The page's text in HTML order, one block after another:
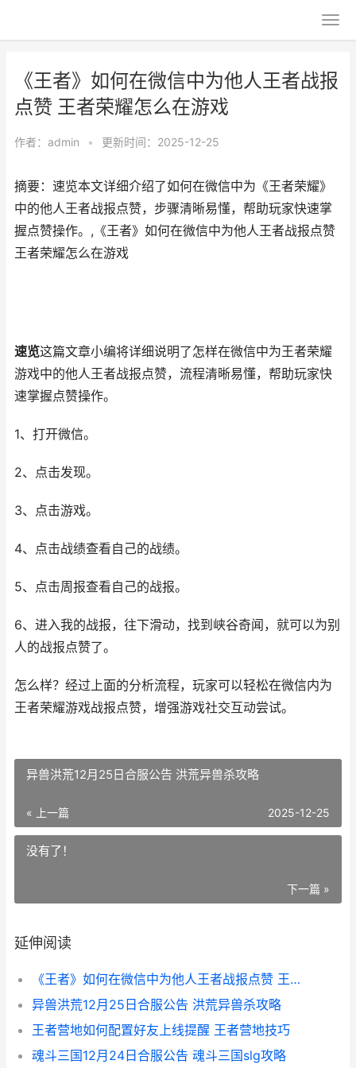
《王者》如何在微信中为他人王者战报
点赞 王者荣耀怎么在游戏
作者： admin • 更新时间：2025-12-25
摘要：速览本文详细介绍了如何在微信中为《王者荣耀》
中的他人王者战报点赞，步骤清晰易懂，帮助玩家快速掌
握点赞操作。,《王者》如何在微信中为他人王者战报点赞
王者荣耀怎么在游戏
速览这篇文章小编将详细说明了怎样在微信中为王者荣耀
游戏中的他人王者战报点赞，流程清晰易懂，帮助玩家快
速掌握点赞操作。
1、打开微信。
2、点击发现。
3、点击游戏。
4、点击战绩查看自己的战绩。
5、点击周报查看自己的战报。
6、进入我的战报，往下滑动，找到峡谷奇闻，就可以为别
人的战报点赞了。
怎么样？经过上面的分析流程，玩家可以轻松在微信内为
王者荣耀游戏战报点赞，增强游戏社交互动尝试。
异兽洪荒12月25日合服公告 洪荒异兽杀攻略
« 上一篇 2025-12-25
没有了！
下一篇 »
延伸阅读
《王者》如何在微信中为他人王者战报点赞 王者荣耀怎么在游戏
异兽洪荒12月25日合服公告 洪荒异兽杀攻略
王者营地如何配置好友上线提醒 王者营地技巧
魂斗三国12月24日合服公告 魂斗三国slg攻略